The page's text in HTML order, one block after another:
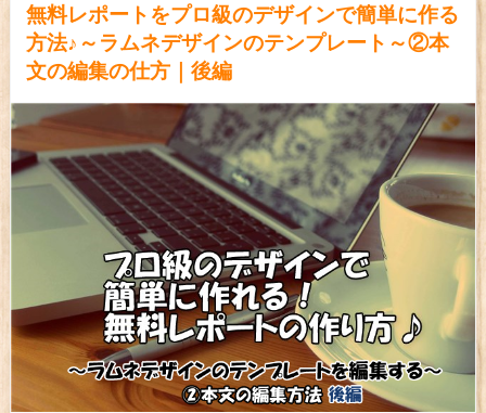
無料レポートをプロ級のデザインで簡単に作る
方法♪～ラムネデザインのテンプレート～②本
文の編集の仕方｜後編